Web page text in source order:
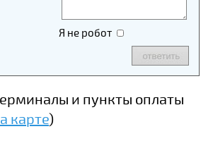
Я не робот
и пункты оплаты
карте)